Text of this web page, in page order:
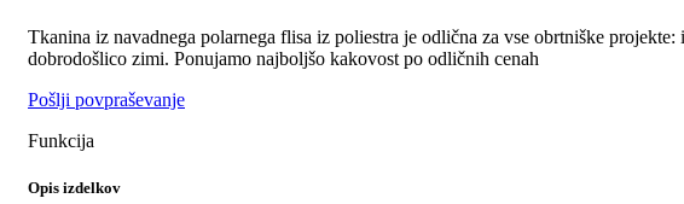
Tkanina iz navadnega polarnega flisa iz poliestra je odlična za vse obrtniške
dobrodošlico zimi. Ponujamo najboljšo kakovost po odličnih cenah
Pošlji povpraševanje
Funkcija
Opis izdelkov